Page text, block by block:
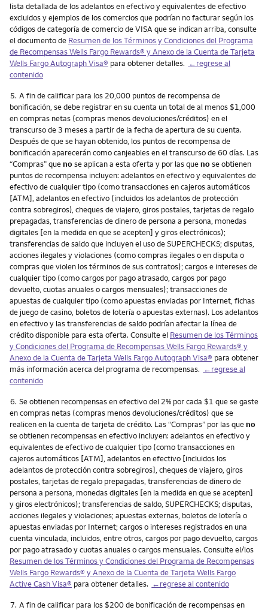
lista detallada de los adelantos en efectivo y equivalentes de efectivo
excluidos y ejemplos de los comercios que podrían no facturar según los
códigos de categoría de comercio de VISA que se indican arriba, consulte
el documento de Resumen de los Términos y Condiciones del Programa
de Recompensas Wells Fargo Rewards® y Anexo de la Cuenta de Tarjeta
Wells Fargo Autograph Visa® para obtener detalles. ←regrese al
contenido
Nota
5. A fin de calificar para los 20,000 puntos de recompensa de
bonificación, se debe registrar en su cuenta un total de al menos $1,000
en compras netas (compras menos devoluciones/créditos) en el
transcurso de 3 meses a partir de la fecha de apertura de su cuenta.
Después de que se hayan obtenido, los puntos de recompensa de
bonificación aparecerán como canjeables en el transcurso de 60 días. Las
“Compras” quenose aplican a esta oferta y por las quenose obtienen
puntos de recompensa incluyen: adelantos en efectivo y equivalentes de
efectivo de cualquier tipo (como transacciones en cajeros automáticos
[ATM], adelantos en efectivo (incluidos los adelantos de protección
contra sobregiros), cheques de viajero, giros postales, tarjetas de regalo
prepagadas, transferencias de dinero de persona a persona, monedas
digitales [en la medida en que se acepten] y giros electrónicos);
transferencias de saldo que incluyen el uso de SUPERCHECKS; disputas,
acciones ilegales y violaciones (como compras ilegales o en disputa o
compras que violen los términos de sus contratos); cargos e intereses de
cualquier tipo (como cargos por pago atrasado, cargos por pago
devuelto, cuotas anuales o cargos mensuales); transacciones de
apuestas de cualquier tipo (como apuestas enviadas por Internet, fichas
de juego de casino, boletos de lotería o apuestas externas). Los adelantos
en efectivo y las transferencias de saldo podrían afectar la línea de
crédito disponible para esta oferta. Consulte el Resumen de los Términos
y Condiciones del Programa de Recompensas Wells Fargo Rewards® y
Anexo de la Cuenta de Tarjeta Wells Fargo Autograph Visa® para obtener
más información acerca del programa de recompensas. ←regrese al
contenido
Nota
6. Se obtienen recompensas en efectivo del 2% por cada $1 que se gaste
en compras netas (compras menos devoluciones/créditos) que se
realicen en la cuenta de tarjeta de crédito. Las “Compras” por las queno
se obtienen recompensas en efectivo incluyen: adelantos en efectivo y
equivalentes de efectivo de cualquier tipo (como transacciones en
cajeros automáticos [ATM], adelantos en efectivo [incluidos los
adelantos de protección contra sobregiros], cheques de viajero, giros
postales, tarjetas de regalo prepagadas, transferencias de dinero de
persona a persona, monedas digitales [en la medida en que se acepten]
y giros electrónicos); transferencias de saldo, SUPERCHECKS; disputas,
acciones ilegales y violaciones; apuestas externas, boletos de lotería o
apuestas enviadas por Internet; cargos o intereses registrados en una
cuenta vinculada, incluidos, entre otros, cargos por pago devuelto, cargos
por pago atrasado y cuotas anuales o cargos mensuales. Consulte el/los
Resumen de los Términos y Condiciones del Programa de Recompensas
Wells Fargo Rewards® y Anexo de la Cuenta de Tarjeta Wells Fargo
Active Cash Visa® para obtener detalles. ←regrese al contenido
Nota
7. A fin de calificar para los $200 de bonificación de recompensas en